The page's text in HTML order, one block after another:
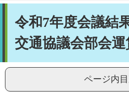
へ
令和7年度会議結
交通協議会部会運
ページ内